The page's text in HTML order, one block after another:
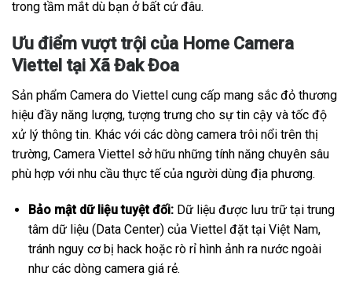
trong tầm mắt dù bạn ở bất cứ đâu.
Ưu điểm vượt trội của Home Camera
Viettel tại Xã Đak Đoa
Sản phẩm Camera do Viettel cung cấp mang sắc đỏ thương
hiệu đầy năng lượng, tượng trưng cho sự tin cậy và tốc độ
xử lý thông tin. Khác với các dòng camera trôi nổi trên thị
trường, Camera Viettel sở hữu những tính năng chuyên sâu
phù hợp với nhu cầu thực tế của người dùng địa phương.
Bảo mật dữ liệu tuyệt đối:Dữ liệu được lưu trữ tại trung
tâm dữ liệu (Data Center) của Viettel đặt tại Việt Nam,
tránh nguy cơ bị hack hoặc rò rỉ hình ảnh ra nước ngoài
như các dòng camera giá rẻ.